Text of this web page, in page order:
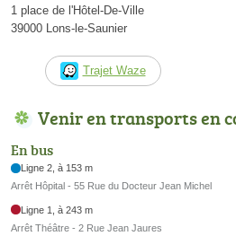
1 place de l'Hôtel-De-Ville
39000 Lons-le-Saunier
Trajet Waze
Venir en transports en
En bus
Ligne 2, à 153 m
Arrêt Hôpital - 55 Rue du Docteur Jean Michel
Ligne 1, à 243 m
Arrêt Théâtre - 2 Rue Jean Jaures